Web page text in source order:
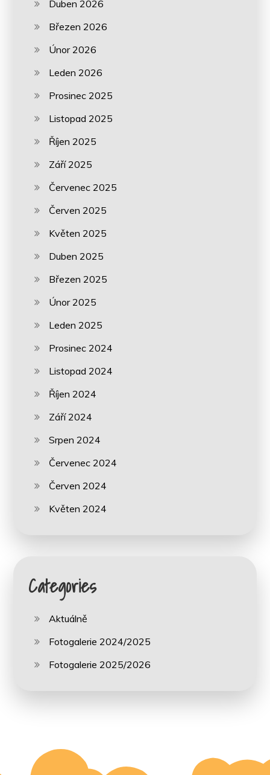
Duben 2026
Březen 2026
Únor 2026
Leden 2026
Prosinec 2025
Listopad 2025
Říjen 2025
Září 2025
Červenec 2025
Červen 2025
Květen 2025
Duben 2025
Březen 2025
Únor 2025
Leden 2025
Prosinec 2024
Listopad 2024
Říjen 2024
Září 2024
Srpen 2024
Červenec 2024
Červen 2024
Květen 2024
Categories
Aktuálně
Fotogalerie 2024/2025
Fotogalerie 2025/2026